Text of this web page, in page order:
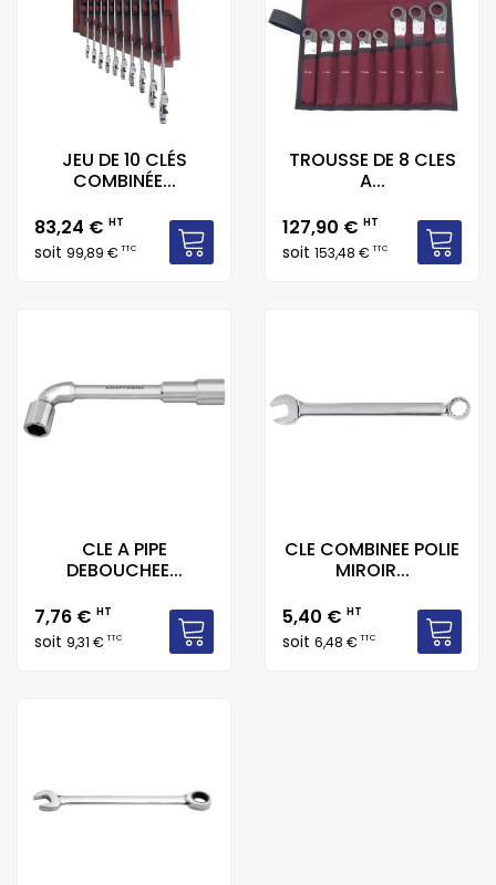
JEU DE 10 CLÉS
COMBINÉE...
Prix
83,24 € HT
soit 99,89 €TTC
TROUSSE DE 8 CLES
A...
Prix
127,90 € HT
soit 153,48 €TTC
CLE A PIPE
DEBOUCHEE...
Prix
7,76 € HT
soit 9,31 €TTC
CLE COMBINEE POLIE
MIROIR...
Prix
5,40 € HT
soit 6,48 €TTC